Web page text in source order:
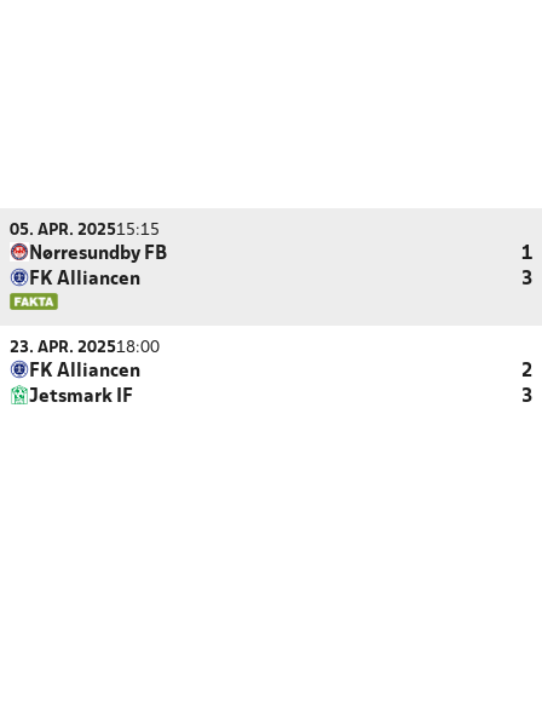
05. APR. 202515:15
Nørresundby FB
1
FK Alliancen
3
23. APR. 202518:00
FK Alliancen
2
Jetsmark IF
3